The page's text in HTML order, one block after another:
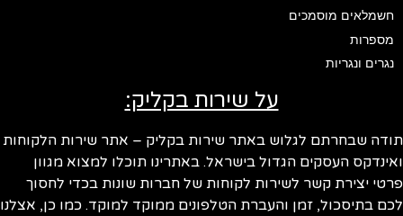
חשמלאים מוסמכים
מספרות
נגרים ונגריות
על שירות בקליק:
שבחרתם לגלוש באתר שירות בקליק – אתר שירות הלקוחות
העסקים הגדול בישראל. באתרינו תוכלו למצוא מגוון
יצירת קשר לשירות לקוחות של חברות שונות בכדי לחסוך
בתיסכול, זמן והעברת הטלפונים ממוקד למוקד. כמו כן, אצלנו